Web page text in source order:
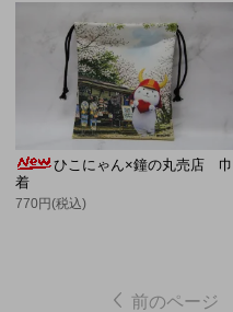
ひこにゃん×鐘の丸売店 巾
着
770円(税込)
前のページ